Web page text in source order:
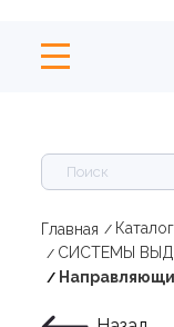
Главная
СИСТЕМЫ